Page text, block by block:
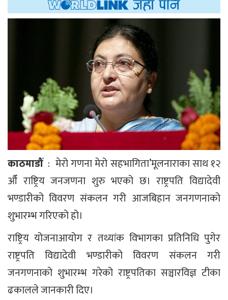
काठमाडौं: मेरो गणना मेरो सहभागिता’मूलनाराका साथ १२
औँ राष्ट्रिय जनजणना शुरु भएको छ। राष्ट्रपति विद्यादेवी
भण्डारीको विवरण संकलन गरी आजबिहान जनगणनाको
शुभारम्भ गरिएको हो।
राष्ट्रिय योजनाआयोग र तथ्यांक विभागका प्रतिनिधि पुगेर
राष्ट्रपति विद्यादेवी भण्डारीको विवरण संकलन गरी
जनगणनाको शुभारम्भ गरेको राष्ट्रपतिका सञ्चारविज्ञ टीका
ढकालले जानकारी दिए।